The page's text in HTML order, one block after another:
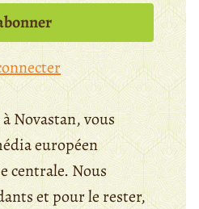
Novastan, vous
européen
centrale. Nous
et pour le rester,